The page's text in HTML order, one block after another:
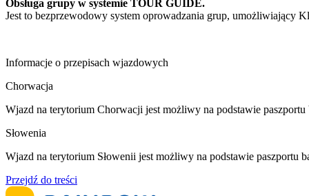
Obsługa grupy w systemie TOUR GUIDE.
Jest to bezprzewodowy system oprowadzania grup, umożliwiający
Informacje o przepisach wjazdowych
Chorwacja
Wjazd na terytorium Chorwacji jest możliwy na podstawie
Słowenia
Wjazd na terytorium Słowenii jest możliwy na podstawie
Przejdź do treści